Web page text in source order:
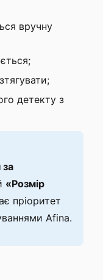
вручну
детекту з
«Розмір
пріоритет
Afina.